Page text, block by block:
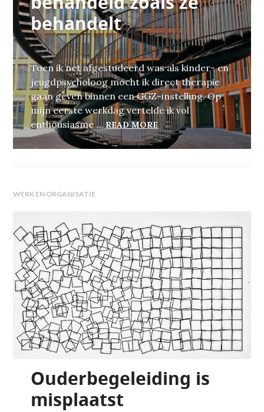
behandelt
Toen ik net afgestudeerd was als kinder- en
jeugdpsycholoog mocht ik direct therapie
gaan geven binnen een GGZ-instelling. Op
mijn eerste werkdag vertelde ik vol
enthousiasme …READ MOREDE GGZ WORDT
WERK EN ORGANISATIE
Ouderbegeleiding is
misplaatst